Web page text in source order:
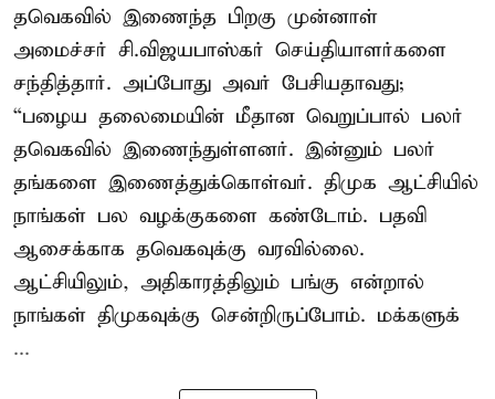
தவெகவில் இணைந்த பிறகு முன்னாள்
அமைச்சர் சி.விஜயபாஸ்கர் செய்தியாளர்களை
சந்தித்தார். அப்போது அவர் பேசியதாவது;
“பழைய தலைமையின் மீதான வெறுப்பால் பலர்
தவெகவில் இணைந்துள்ளனர். இன்னும் பலர்
தங்களை இணைத்துக்கொள்வர். திமுக ஆட்சியில்
நாங்கள் பல வழக்குகளை கண்டோம். பதவி
ஆசைக்காக தவெகவுக்கு வரவில்லை.
ஆட்சியிலும், அதிகாரத்திலும் பங்கு என்றால்
நாங்கள் திமுகவுக்கு சென்றிருப்போம். மக்களுக்
...